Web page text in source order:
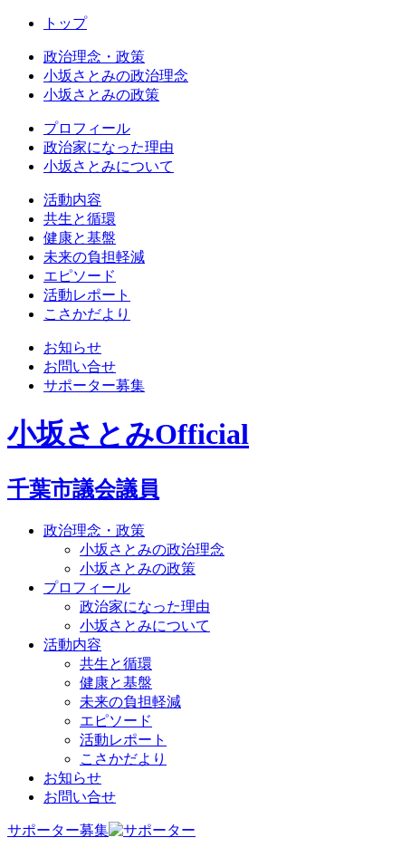
トップ
政治理念・政策
小坂さとみの政治理念
小坂さとみの政策
プロフィール
政治家になった理由
小坂さとみについて
活動内容
共生と循環
健康と基盤
未来の負担軽減
エピソード
活動レポート
こさかだより
お知らせ
お問い合せ
サポーター募集
小坂さとみOfficial
千葉市議会議員
政治理念・政策
小坂さとみの政治理念
小坂さとみの政策
プロフィール
政治家になった理由
小坂さとみについて
活動内容
共生と循環
健康と基盤
未来の負担軽減
エピソード
活動レポート
こさかだより
お知らせ
お問い合せ
サポーター募集